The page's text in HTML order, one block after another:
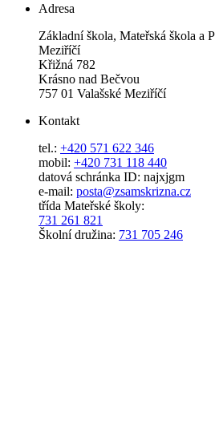
Adresa
Základní škola, Mateřská škola a
Meziříčí
Křižná 782
Krásno nad Bečvou
757 01 Valašské Meziříčí
Kontakt
tel.: +420 571 622 346
mobil: +420 731 118 440
datová schránka ID: najxjgm
e-mail: posta@zsamskrizna.cz
třída Mateřské školy:
731 261 821
Školní družina: 731 705 246